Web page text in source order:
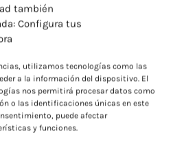
también
Configura tus
utilizamos tecnologías como las
a la información del dispositivo. El
nos permitirá procesar datos como
o las identificaciones únicas en este
puede afectar
y funciones.
Detalles